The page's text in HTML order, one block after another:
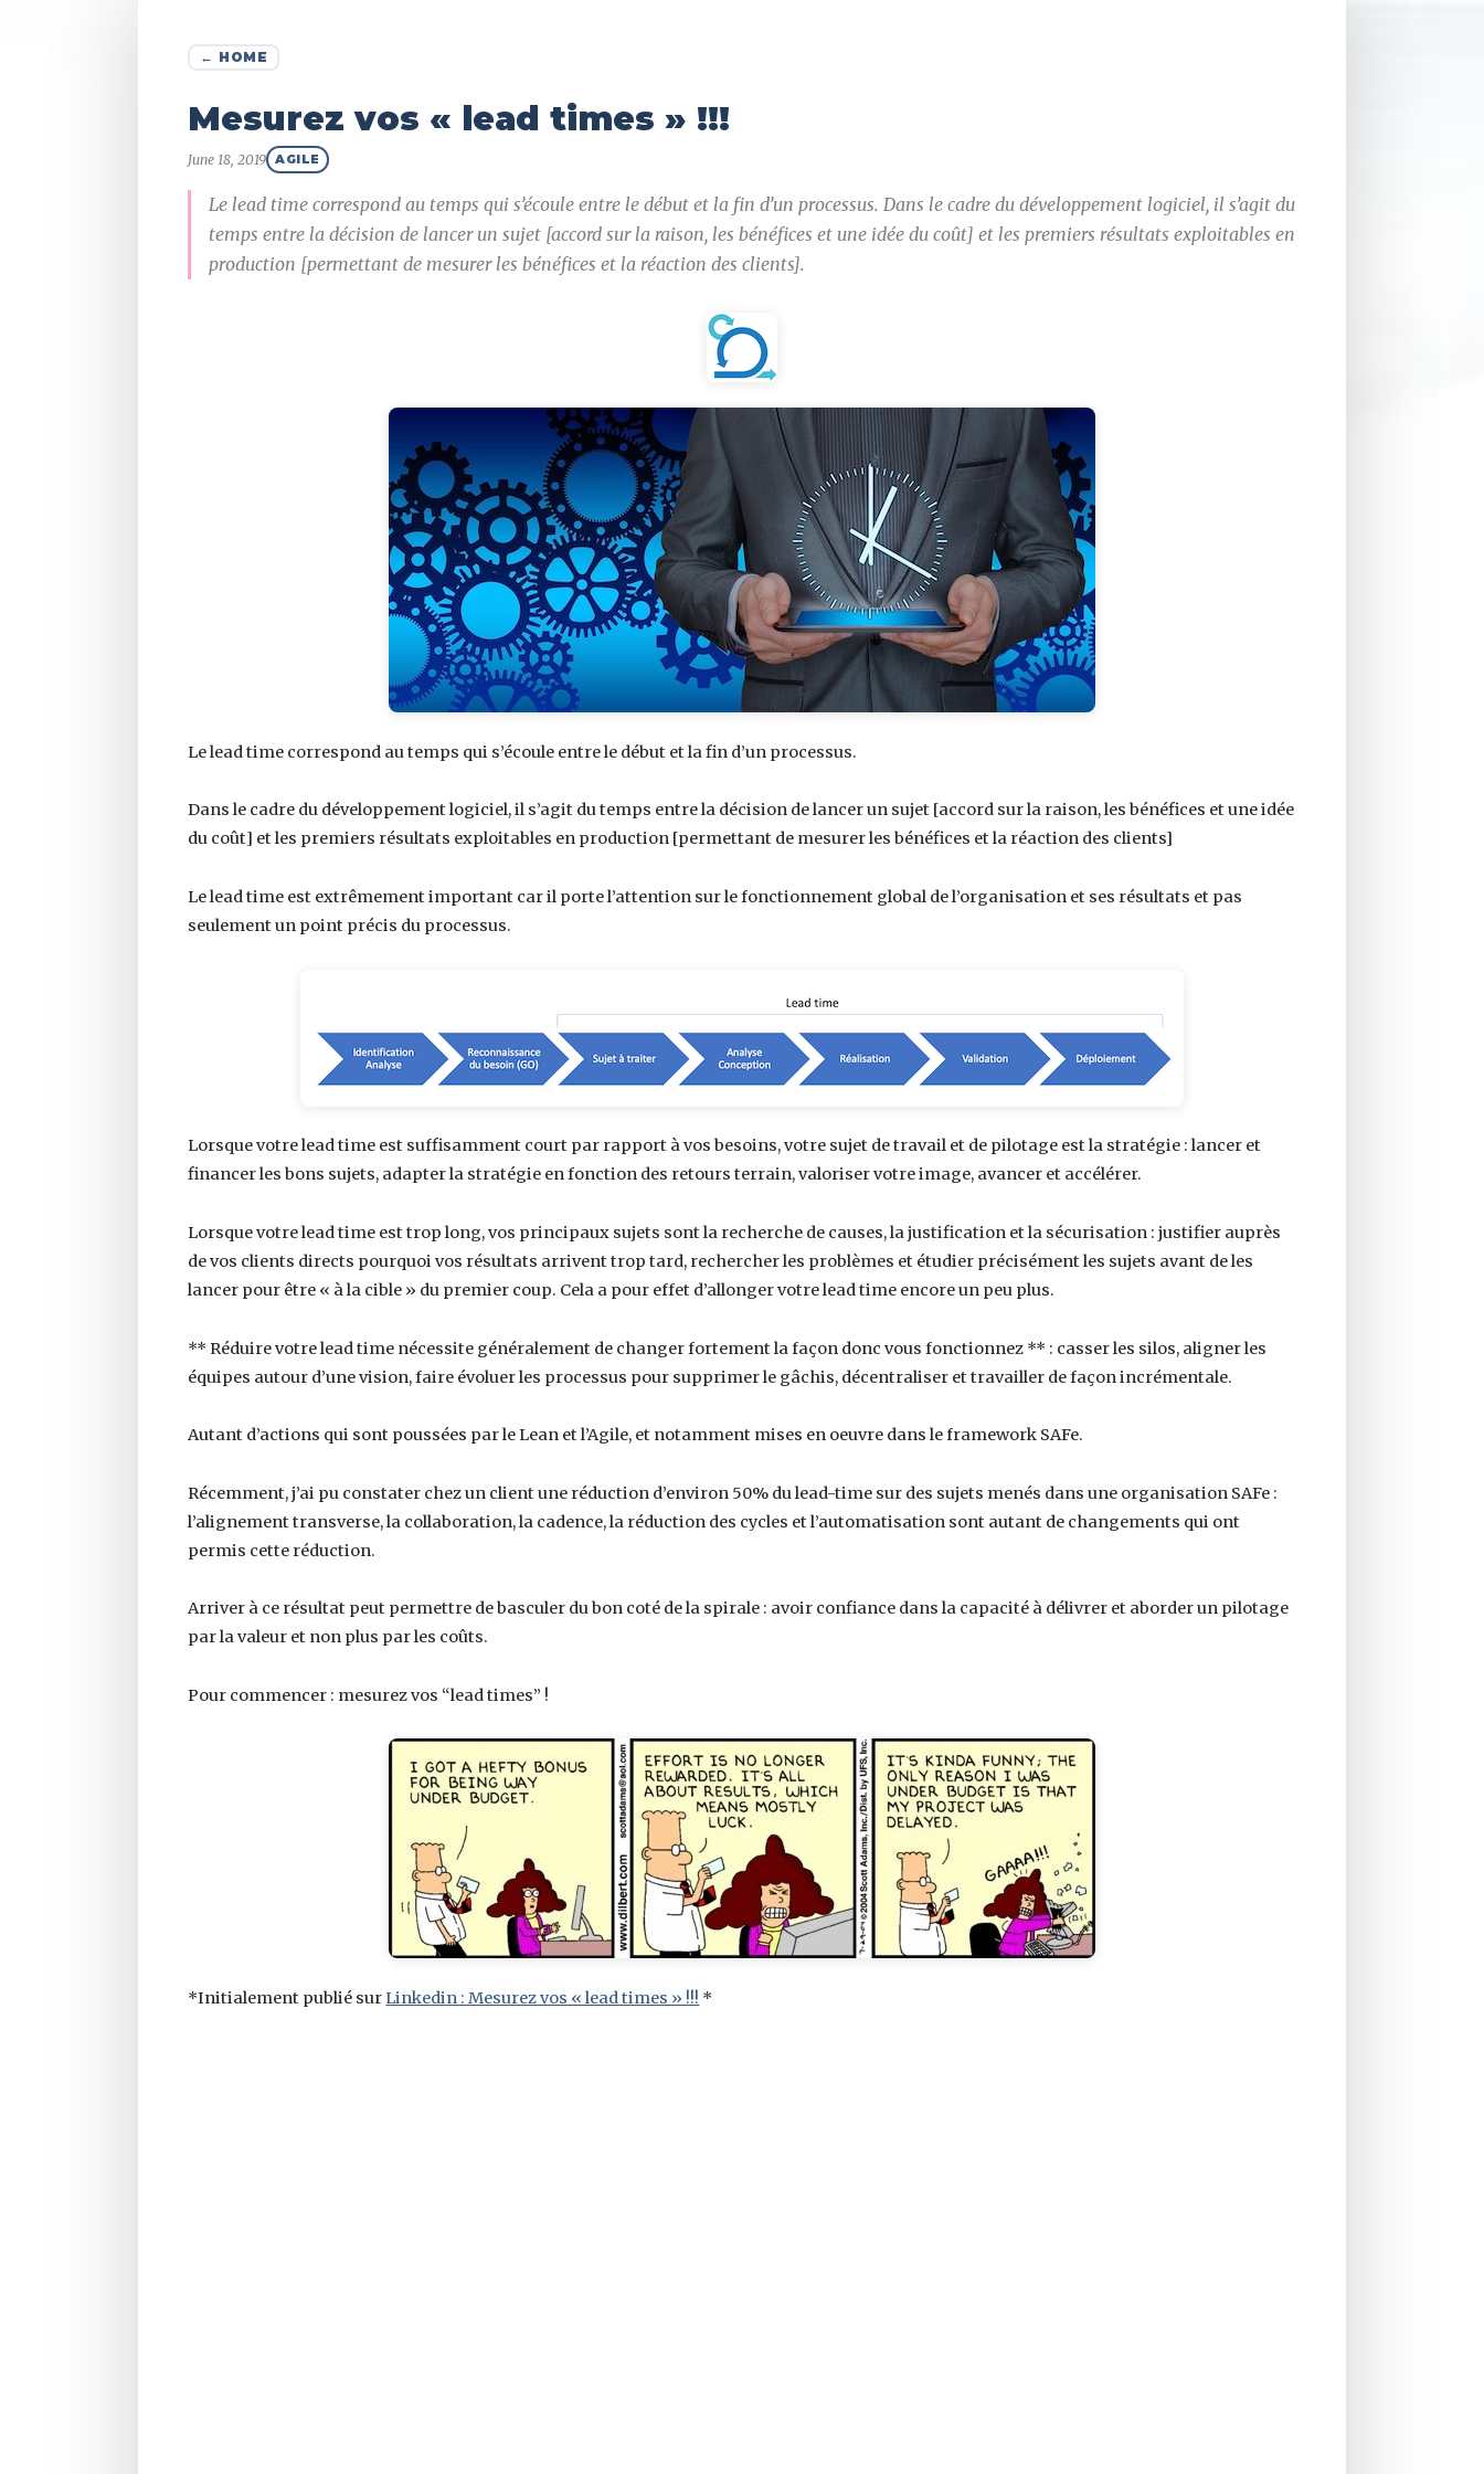
← HOME
Mesurez vos « lead times » !!!
June 18, 2019 AGILE
Le lead time correspond au temps qui s’écoule entre le début et la fin d’un processus. Dans le cadre du développement logiciel, il s’agit du
temps entre la décision de lancer un sujet [accord sur la raison, les bénéfices et une idée du coût] et les premiers résultats exploitables en
production [permettant de mesurer les bénéfices et la réaction des clients].
Le lead time correspond au temps qui s’écoule entre le début et la fin d’un processus.
Dans le cadre du développement logiciel, il s’agit du temps entre la décision de lancer un sujet [accord sur la raison, les bénéfices et une idée
du coût] et les premiers résultats exploitables en production [permettant de mesurer les bénéfices et la réaction des clients]
Le lead time est extrêmement important car il porte l’attention sur le fonctionnement global de l’organisation et ses résultats et pas
seulement un point précis du processus.
Lorsque votre lead time est suffisamment court par rapport à vos besoins, votre sujet de travail et de pilotage est la stratégie : lancer et
financer les bons sujets, adapter la stratégie en fonction des retours terrain, valoriser votre image, avancer et accélérer.
Lorsque votre lead time est trop long, vos principaux sujets sont la recherche de causes, la justification et la sécurisation : justifier auprès
de vos clients directs pourquoi vos résultats arrivent trop tard, rechercher les problèmes et étudier précisément les sujets avant de les
lancer pour être « à la cible » du premier coup. Cela a pour effet d’allonger votre lead time encore un peu plus.
** Réduire votre lead time nécessite généralement de changer fortement la façon donc vous fonctionnez ** : casser les silos, aligner les
équipes autour d’une vision, faire évoluer les processus pour supprimer le gâchis, décentraliser et travailler de façon incrémentale.
Autant d’actions qui sont poussées par le Lean et l’Agile, et notamment mises en oeuvre dans le framework SAFe.
Récemment, j’ai pu constater chez un client une réduction d’environ 50% du lead-time sur des sujets menés dans une organisation SAFe :
l’alignement transverse, la collaboration, la cadence, la réduction des cycles et l’automatisation sont autant de changements qui ont
permis cette réduction.
Arriver à ce résultat peut permettre de basculer du bon coté de la spirale : avoir confiance dans la capacité à délivrer et aborder un pilotage
par la valeur et non plus par les coûts.
Pour commencer : mesurez vos “lead times” !
*Initialement publié surLinkedin : Mesurez vos « lead times » !!! *